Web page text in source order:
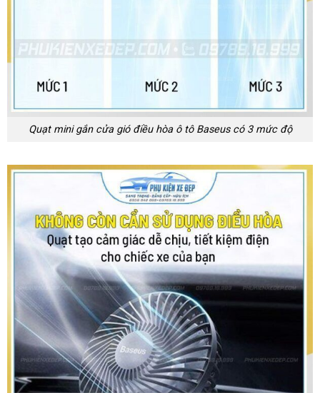
Quạt mini gắn cửa gió điều hòa ô tô Baseus có 3 mức độ